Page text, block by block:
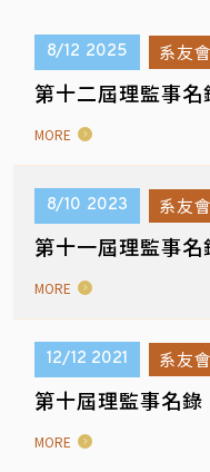
8/12 2025 系友
第十二屆理監事名
MORE
8/10 2023 系友
第十一屆理監事名
MORE
12/12 2021 系友
第十屆理監事名錄
MORE